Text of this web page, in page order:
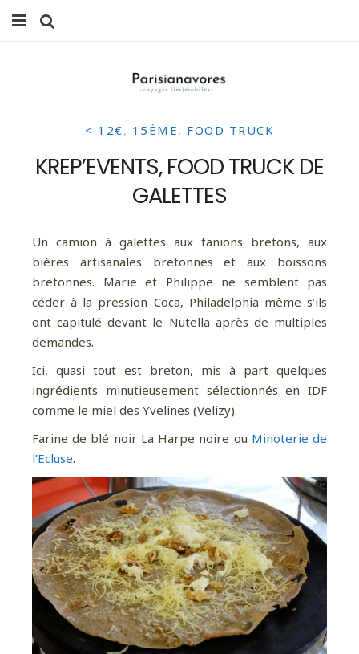
FAMILLE
VOYAGES
WEEK-ENDS
LIFESTYLE
CULTURE
0 ITEMS -0,00 €
< 12€, 15ÈME, FOOD TRUCK
KREP’EVENTS, FOOD TRUCK DE
GALETTES
Un camion à galettes aux fanions bretons, aux
bières artisanales bretonnes et aux boissons
bretonnes. Marie et Philippe ne semblent pas
céder à la pression Coca, Philadelphia même s’ils
ont capitulé devant le Nutella après de multiples
demandes.
Ici, quasi tout est breton, mis à part quelques
ingrédients minutieusement sélectionnés en IDF
comme le miel des Yvelines (Velizy).
Farine de blé noir La Harpe noire ou Minoterie de
l’Ecluse.